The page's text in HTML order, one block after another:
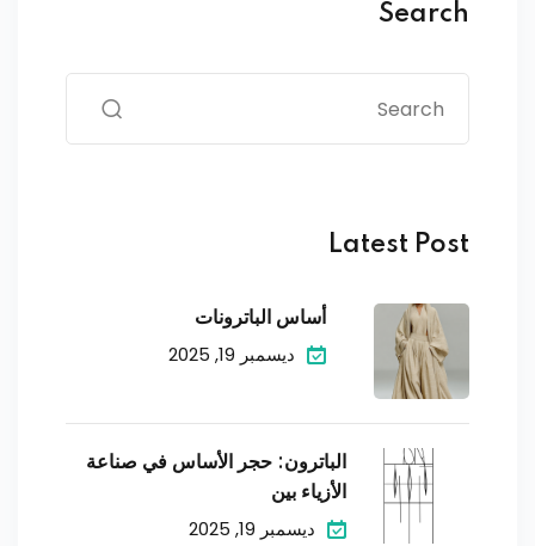
Search
Latest Post
أساس الباترونات
ديسمبر 19, 2025
الباترون: حجر الأساس في صناعة
الأزياء بين
ديسمبر 19, 2025